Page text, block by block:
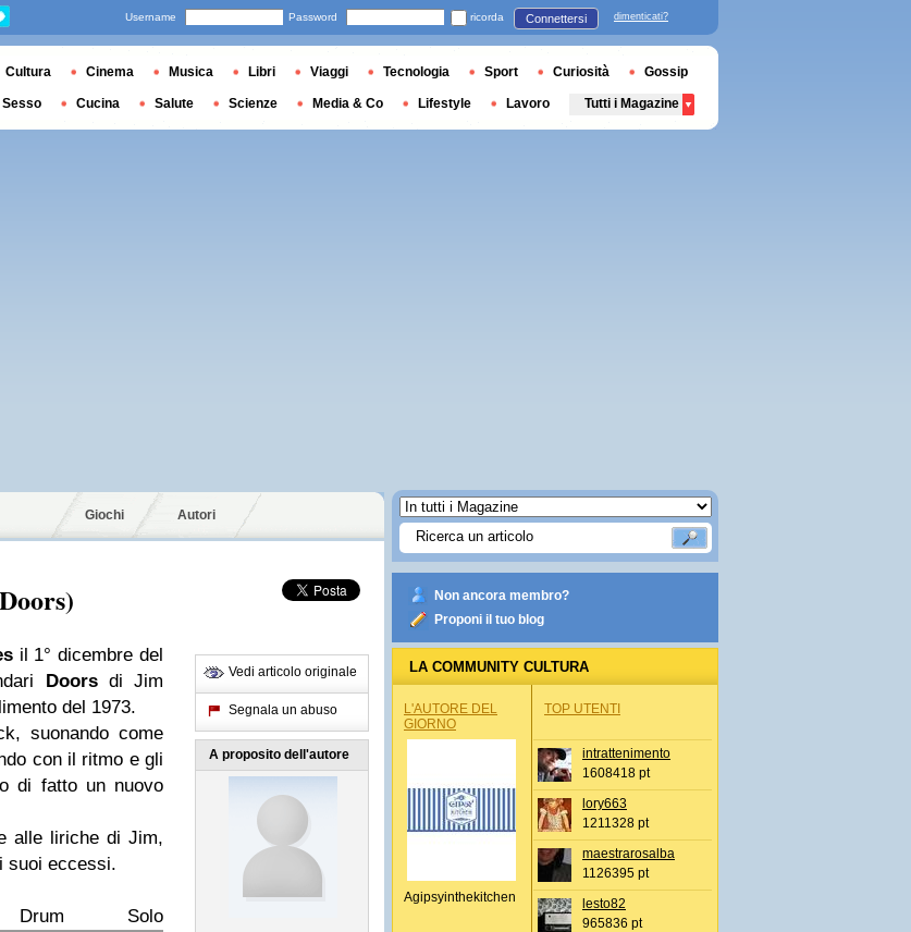
Giochi Autori
il 1° dicembre del
Doorsdi Jim
del 1973.
suonando come
con il ritmo e gli
di fatto un nuovo
alle liriche di Jim,
suoi eccessi.
Solo
Vedi articolo originale
Segnala un abuso
A proposito dell'autore
Non ancora membro?
Proponi il tuo blog
LA COMMUNITY CULTURA
L'AUTORE DEL
GIORNO
Agipsyinthekitchen
TOP UTENTI
intrattenimento
1608418 pt
lory663
1211328 pt
maestrarosalba
1126395 pt
lesto82
965836 pt
Username Password ricorda Connettersi dimenticati?
Cultura Cinema Musica Libri Viaggi Tecnologia Sport Curiosità Gossip
Sesso Cucina Salute Scienze Media & Co Lifestyle Lavoro Tutti i Magazine